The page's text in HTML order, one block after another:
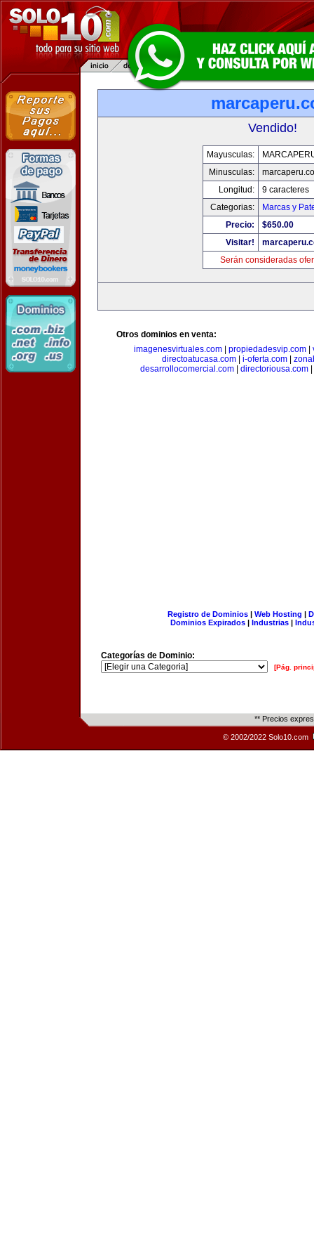
Vendido!
Mayusculas:
Minusculas:
Longitud:
9 caracteres
Categorias:
Marcas y
Precio:
$650.00
Visitar!
Serán consideradas
Otros dominios en venta:
imagenesvirtuales.com| propiedadesvip.com|
directoatucasa.com| i-oferta.com|
desarrollocomercial.com
directoriousa.com
Registro de Dominios| Web Hosting |
Dominios Expirados | Industrias |
Categorías de Dominio:
[Pág.
** Precios
© 2002/2022 Solo10.com